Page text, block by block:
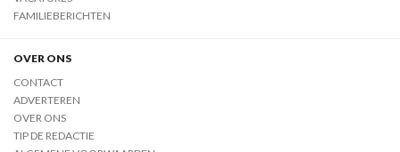
FAMILIEBERICHTEN
OVER ONS
CONTACT
ADVERTEREN
OVER ONS
TIP DE REDACTIE